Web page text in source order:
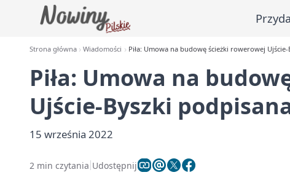
Strona główna Wiadomości Piła: Umowa na budowę ścieżki rowerowej
Piła: Umowa na
Ujście-Byszki
15 września 2022
2 min czytania Udostępnij